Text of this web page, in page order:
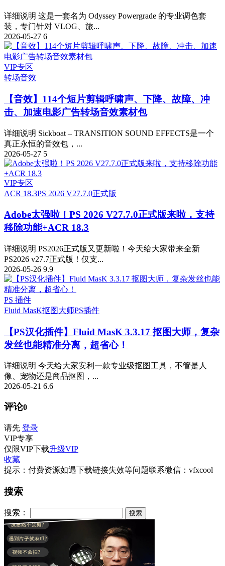
详细说明 这是一套名为 Odyssey Powergrade 的专业调色套
装，专门针对 VLOG、旅...
2026-05-27 6
VIP专区
转场音效
【音效】114个短片剪辑呼啸声、下降、故障、冲
击、加速电影广告转场音效素材包
详细说明 Sickboat – TRANSITION SOUND EFFECTS是一个
真正永恒的音效包，...
2026-05-27 5
VIP专区
ACR 18.3PS 2026 V27.7.0正式版
Adobe太强啦！PS 2026 V27.7.0正式版来啦，支持
移除功能+ACR 18.3
详细说明 PS2026正式版又更新啦！今天给大家带来全新
PS2026 v27.7正式版！仅支...
2026-05-26 9.9
PS 插件
Fluid MasK抠图大师PS插件
【PS汉化插件】Fluid MasK 3.3.17 抠图大师，复杂
发丝也能精准分离，超省心！
详细说明 今天给大家安利一款专业级抠图工具，不管是人
像、宠物还是商品抠图，...
2026-05-21 6.6
评论0
请先 登录
VIP专享
仅限VIP下载升级VIP
收藏
提示：付费资源如遇下载链接失效等问题联系微信：vfxcool
搜索
搜索：